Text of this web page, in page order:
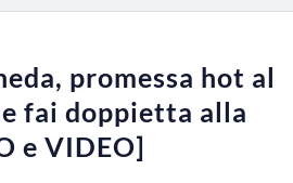
promessa hot al
fai doppietta alla
e VIDEO]